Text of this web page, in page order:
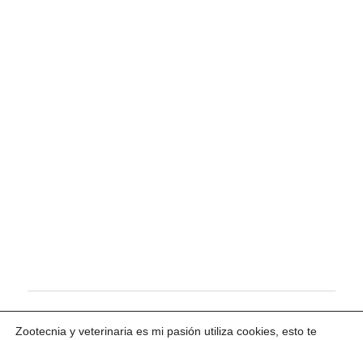
Tema para WordPress: Maxwell de ThemeZee.
Zootecnia y veterinaria es mi pasión utiliza cookies, esto te